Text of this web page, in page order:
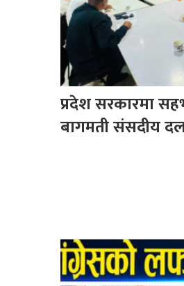
प्रदेश सरकारमा
बागमती संसदीय